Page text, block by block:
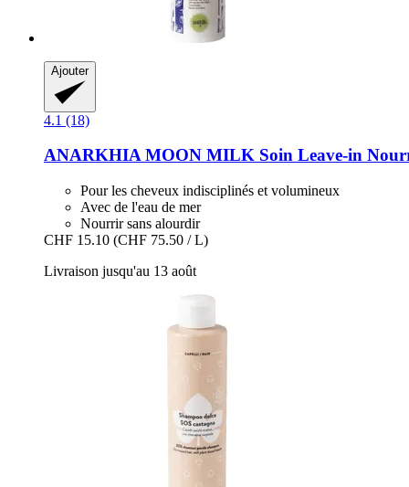
Ajouter
4.1 (18)
ANARKHIAMOON MILK Soin Leave-​in
Pour les cheveux indisciplinés et volumineux
Avec de l'eau de mer
Nourrir sans alourdir
CHF 15.10 (CHF 75.50 / L)
Livraison jusqu'au 13 août